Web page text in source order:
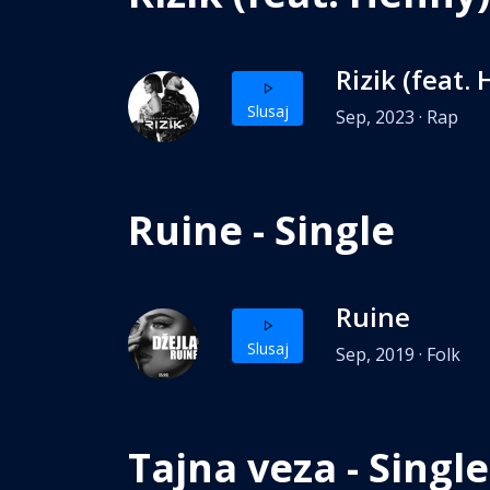
Slusaj
Rizik (feat.
Sep, 2023 · Rap
Ruine - Single
Slusaj
Ruine
Sep, 2019 · Folk
Tajna veza - Single